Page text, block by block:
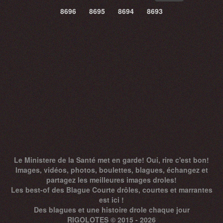
8696 8695 8694 8693
Le Ministere de la Santé met en garde! Oui, rire c'est bon!
Images, vidéos, photos, boulettes, blagues, échangez et
partagez les meilleures images droles!
Les best-of des Blague Courte drôles, courtes et marrantes
est ici !
Des blagueset une histoire drole chaque jour
RIGOLOTES © 2015 - 2026